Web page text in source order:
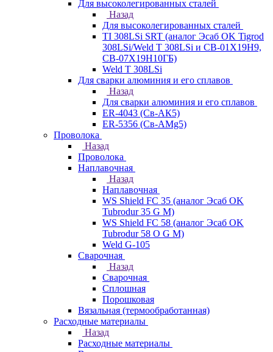
Для высоколегированных сталей
Назад
Для высоколегированных сталей
TI 308LSi SRT (аналог Эсаб OK Tigrod
308LSi/Weld T 308LSi и СВ-01Х19Н9,
СВ-07Х19Н10ГБ)
Weld T 308LSi
Для сварки алюминия и его сплавов
Назад
Для сварки алюминия и его сплавов
ER-4043 (Св-АК5)
ER-5356 (Св-АМg5)
Проволока
Назад
Проволока
Наплавочная
Назад
Наплавочная
WS Shield FC 35 (аналог Эсаб OK
Tubrodur 35 G M)
WS Shield FC 58 (аналог Эсаб OK
Tubrodur 58 O G M)
Weld G-105
Сварочная
Назад
Сварочная
Сплошная
Порошковая
Вязальная (термообработанная)
Расходные материалы
Назад
Расходные материалы